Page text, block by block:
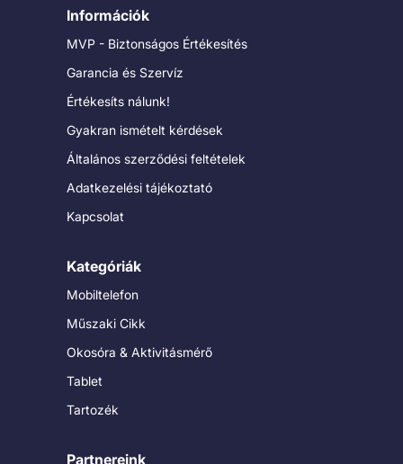
Információk
MVP - Biztonságos Értékesítés
Garancia és Szervíz
Értékesíts nálunk!
Gyakran ismételt kérdések
Általános szerződési feltételek
Adatkezelési tájékoztató
Kapcsolat
Kategóriák
Mobiltelefon
Műszaki Cikk
Okosóra & Aktivitásmérő
Tablet
Tartozék
Partnereink